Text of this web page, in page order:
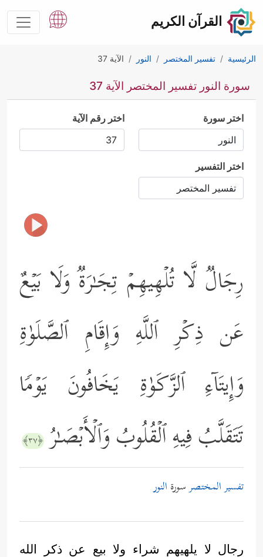
القرآن الكريم
الرئيسية تفسير المختصر النور الآية 37
سورة النور تفسير المختصر الآية 37
اختر سورة اختر رقم الآية
اختر التفسير
رِجَالࣱ لَّا تُلۡهِیهِمۡ تِجَـٰرَةࣱ وَلَا بَیۡعٌ
عَن ذِكۡرِ ٱللَّهِ وَإِقَامِ ٱلصَّلَوٰةِ
وَإِیتَاۤءِ ٱلزَّكَوٰةِ یَخَافُونَ یَوۡمࣰا
تَتَقَلَّبُ فِیهِ ٱلۡقُلُوبُ وَٱلۡأَبۡصَـٰرُ ﴿٣٧﴾
تفسير المختصرسورة النور
رجال لا يلهيهم شراء ولا بيع عن ذكر الله